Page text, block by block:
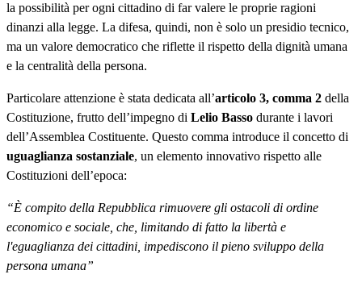
la possibilità per ogni cittadino di far valere le proprie ragioni
dinanzi alla legge. La difesa, quindi, non è solo un presidio tecnico,
ma un valore democratico che riflette il rispetto della dignità umana
e la centralità della persona.
Particolare attenzione è stata dedicata all’articolo 3, comma 2 della
Costituzione, frutto dell’impegno di Lelio Basso durante i lavori
dell’Assemblea Costituente. Questo comma introduce il concetto di
uguaglianza sostanziale, un elemento innovativo rispetto alle
Costituzioni dell’epoca:
“È compito della Repubblica rimuovere gli ostacoli di ordine
economico e sociale, che, limitando di fatto la libertà e
l'eguaglianza dei cittadini, impediscono il pieno sviluppo della
persona umana”